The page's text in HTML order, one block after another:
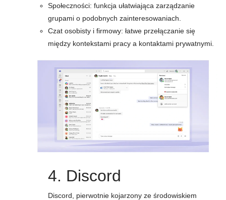
Społeczności: funkcja ułatwiająca zarządzanie
grupami o podobnych zainteresowaniach.
Czat osobisty i firmowy: łatwe przełączanie się
między kontekstami pracy a kontaktami prywatnymi.
4. Discord
Discord, pierwotnie kojarzony ze środowiskiem